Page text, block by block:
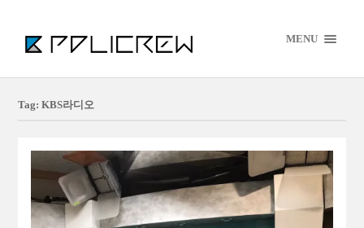
MENU
Tag: KBS라디오